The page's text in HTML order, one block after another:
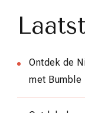
Ontdek de
met Bumble